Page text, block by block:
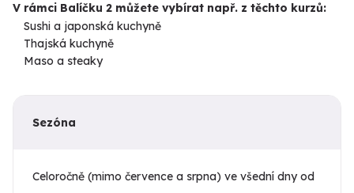
V rámci Balíčku 2 můžete vybírat např. z těchto kurzů:
Sushi a japonská kuchyně
Thajská kuchyně
Maso a steaky
Sezóna
Celoročně (mimo července a srpna) ve všední dny od